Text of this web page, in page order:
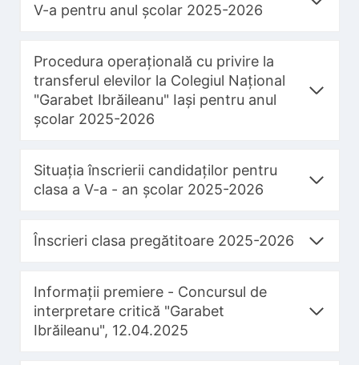
V-a pentru anul școlar 2025-2026
Procedura operațională cu privire la
transferul elevilor la Colegiul Național
"Garabet Ibrăileanu" Iași pentru anul
școlar 2025-2026
Situația înscrierii candidaților pentru
clasa a V-a - an școlar 2025-2026
Înscrieri clasa pregătitoare 2025-2026
Informații premiere - Concursul de
interpretare critică "Garabet
Ibrăileanu", 12.04.2025